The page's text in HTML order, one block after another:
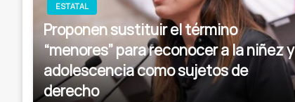
ESTATAL
Proponen sustituir el término
“menores” para reconocer a la niñez y
adolescencia como sujetos de
derecho